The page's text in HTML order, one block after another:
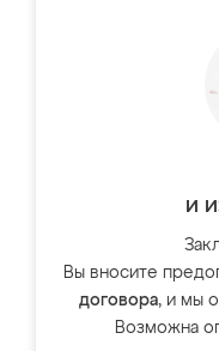
и
Вы вносите
договора, и мы
Возможна